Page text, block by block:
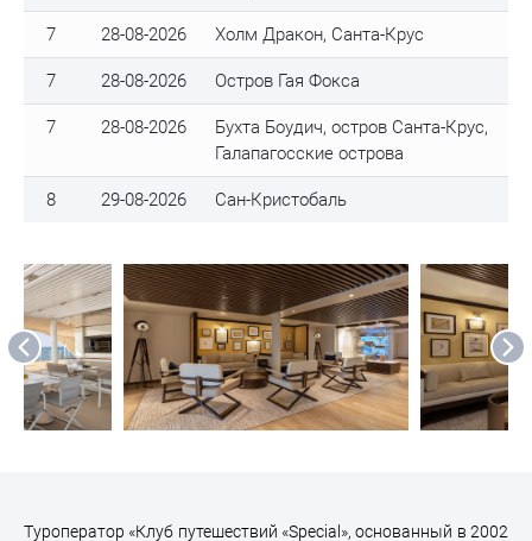
7 28-08-2026 Холм Дракон, Санта-Крус
7 28-08-2026 Остров Гая Фокса
7 28-08-2026
Бухта Боудич, остров Санта-Крус,
Галапагосские острова
8 29-08-2026 Сан-Кристобаль
Туроператор «Клуб путешествий «Special», основанный в 2002